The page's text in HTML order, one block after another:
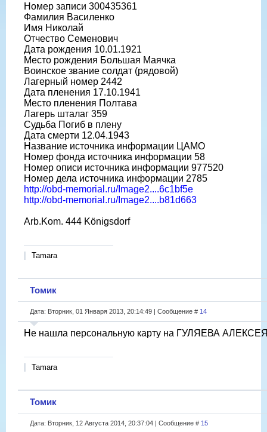
Номер записи 300435361
Фамилия Василенко
Имя Николай
Отчество Семенович
Дата рождения 10.01.1921
Место рождения Большая Маячка
Воинское звание солдат (рядовой)
Лагерный номер 2442
Дата пленения 17.10.1941
Место пленения Полтава
Лагерь шталаг 359
Судьба Погиб в плену
Дата смерти 12.04.1943
Название источника информации ЦАМО
Номер фонда источника информации 58
Номер описи источника информации 977520
Номер дела источника информации 2785
http://obd-memorial.ru/Image2....6c1bf5e
http://obd-memorial.ru/Image2....b81d663
Arb.Kom. 444 Königsdorf
Tamara
Томик
Дата: Вторник, 01 Января 2013, 20:14:49 | Сообщение # 14
Не нашла персональную карту на ГУЛЯЕВА
Tamara
Томик
Дата: Вторник, 12 Августа 2014, 20:37:04 | Сообщение # 15